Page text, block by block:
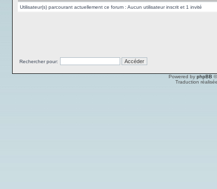
Utilisateur(s) parcourant actuellement ce forum : Aucun utilisateur inscrit et 1 invité
Rechercher pour:
Powered by phpBB
Traduction